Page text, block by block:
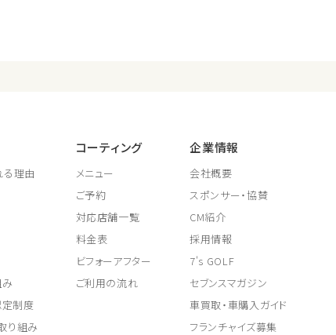
る理由
制度
り組み
コーティング
メニュー
ご予約
対応店舗一覧
料金表
ビフォーアフター
ご利用の流れ
企業情報
会社概要
スポンサー・協賛
CM紹介
採用情報
7's GOLF
セブンスマガジン
車買取・車購入ガイド
フランチャイズ募集